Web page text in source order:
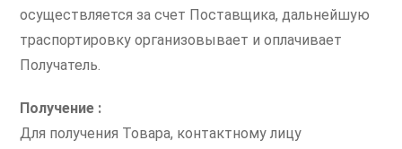
осуществляется за счет Поставщика, дальнейшую
траспортировку организовывает и оплачивает
Получатель.
Получение :
Для получения Товара, контактному лицу